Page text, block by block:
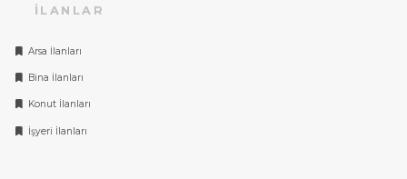
İLANLAR
Arsa İlanları
Bina İlanları
Konut İlanları
İşyeri İlanları